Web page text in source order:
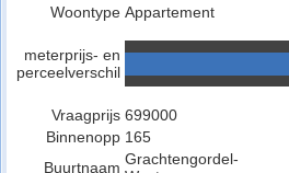
Woontype Appartement
meterprijs- en
perceelverschil
Vraagprijs 699000
Binnenopp 165
Buurtnaam Grachtengordel-